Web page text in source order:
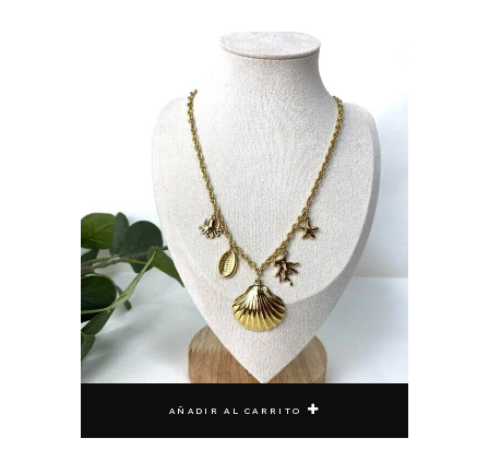
AÑADIR AL CARRITO